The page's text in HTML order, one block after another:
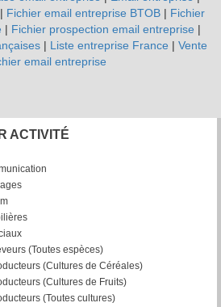
| Fichier email entreprise BTOB| Fichier
| Fichier prospection email entreprise |
| Liste entreprise France | Vente
email entreprise
ACTIVITÉ
(Toutes espèces)
(Cultures de Céréales)
(Cultures de Fruits)
(Toutes cultures)